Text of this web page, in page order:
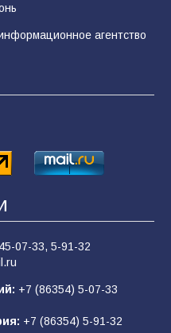
России в августе
почему
— это
агентство
07-33, 5-91-32
+7 (86354) 5-07-33
+7 (86354) 5-91-32